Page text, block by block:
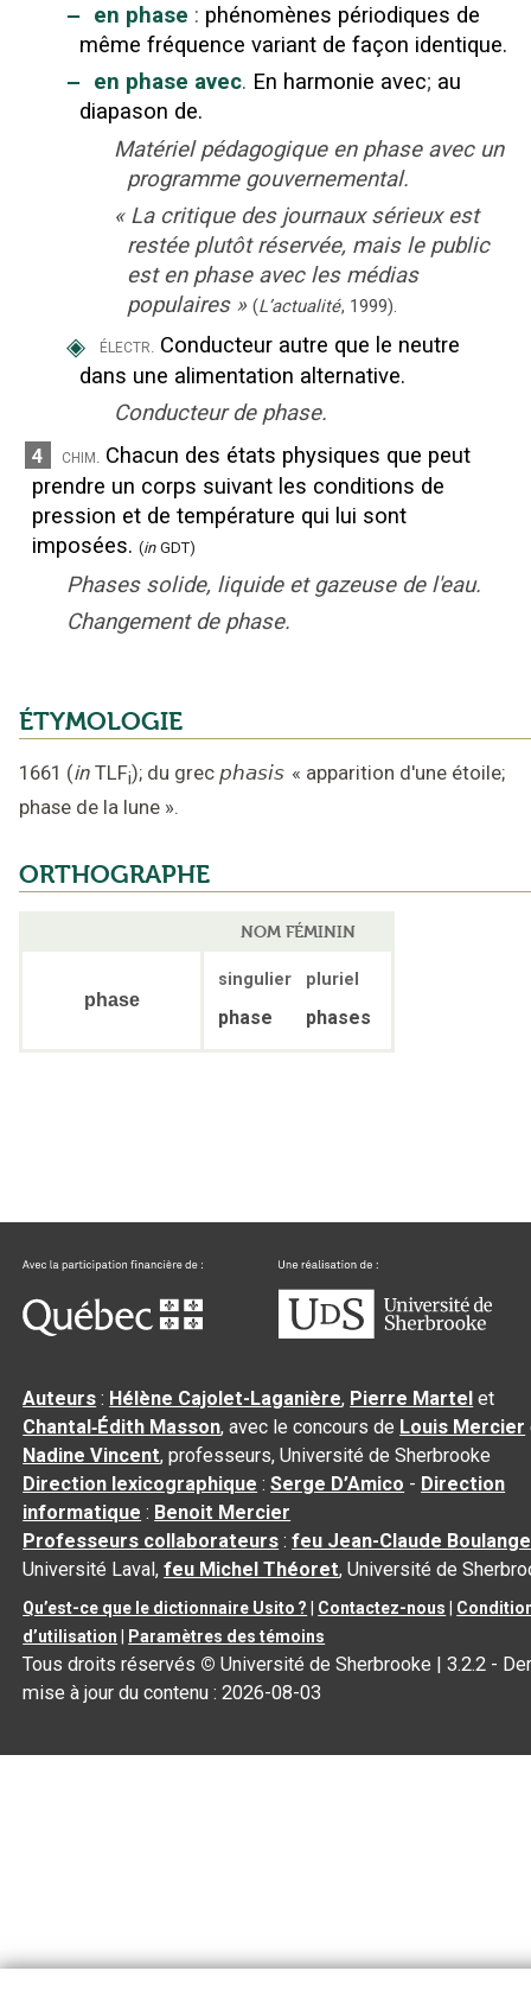
‒ en phase : phénomènes périodiques de
même fréquence variant de façon identique.
‒ en phase avec. En harmonie avec; au
diapason de.
Matériel pédagogique en phase avec un
programme gouvernemental.
« La critique des journaux sérieux est
restée plutôt réservée, mais le public
est en phase avec les médias
populaires » (L’actualité, 1999).
◈ électr. Conducteur autre que le neutre
dans une alimentation alternative.
Conducteur de phase.
4 chim. Chacun des états physiques que peut
prendre un corps suivant les conditions de
pression et de température qui lui sont
imposées. (in GDT)
Phases solide, liquide et gazeuse de l'eau.
Changement de phase.
ÉTYMOLOGIE
1661 (in TLFi); du grec phasis « apparition d'une étoile;
phase de la lune ».
ORTHOGRAPHE
NOM FÉMININ
phase
singulier pluriel
phase phases
Auteurs : Hélène Cajolet-Laganière, Pierre Martel et
Chantal‑Édith Masson, avec le concours de Louis Mercier
Nadine Vincent, professeurs, Université de Sherbrooke
Direction lexicographique :Serge D’Amico - Direction
informatique : Benoit Mercier
Professeurs collaborateurs :feu Jean-Claude
Université Laval,feu Michel Théoret, Université de
Qu’est-ce que le dictionnaire Usito ? Contactez-nous
d’utilisation
Paramètres des témoins
Tous droits réservés © Université de Sherbrooke |3.2.2 -
mise à jour du contenu :2026-08-03